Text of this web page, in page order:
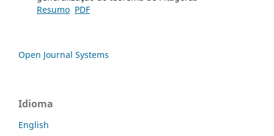
Resumo PDF
Open Journal Systems
Idioma
English